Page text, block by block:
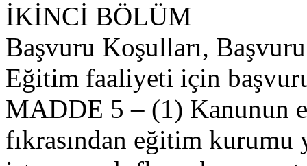
İKİNCİ BÖLÜM
Başvuru Koşulları,
Eğitim faaliyeti için
MADDE 5 – (1) Kanunun
fıkrasından eğitim kurumu